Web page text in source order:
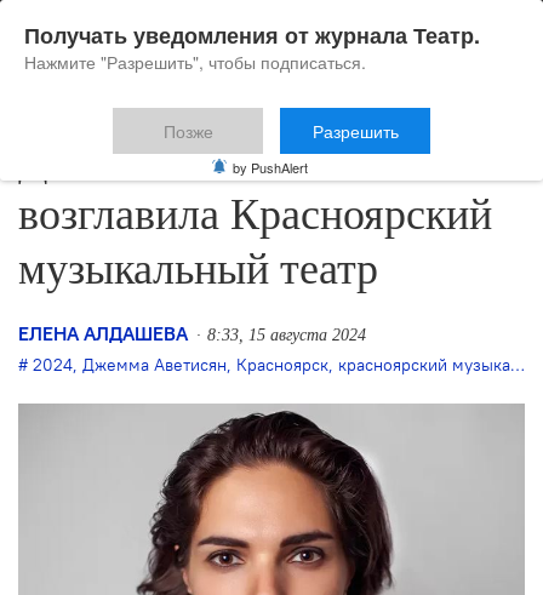
Джемма Аветисян
возглавила Красноярский
музыкальный театр
ЕЛЕНА АЛДАШЕВА 8:33, 15 августа 2024
2024, Джемма Аветисян, Красноярск, красноярский музыкальный театр
Получать уведомления от журнала Театр.
Нажмите "Разрешить", чтобы подписаться.
Позже Разрешить
by PushAlert